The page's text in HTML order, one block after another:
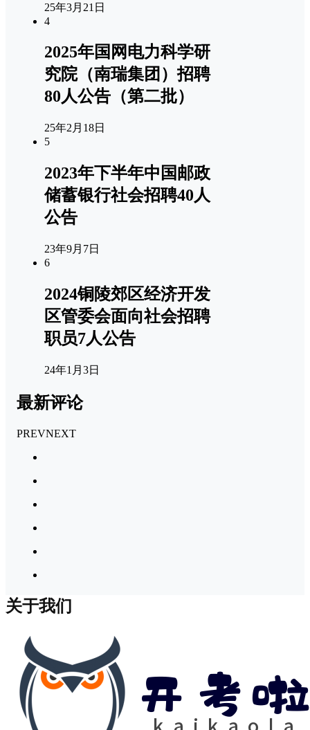
25年3月21日
4
2025年国网电力科学研
究院（南瑞集团）招聘
80人公告（第二批）
25年2月18日
5
2023年下半年中国邮政
储蓄银行社会招聘40人
公告
23年9月7日
6
2024铜陵郊区经济开发
区管委会面向社会招聘
职员7人公告
24年1月3日
最新评论
PREVNEXT
关于我们